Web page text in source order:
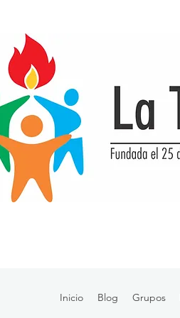
Inicio Blog Grupos